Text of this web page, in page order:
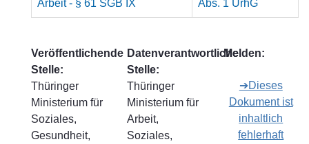
Arbeit - § 61 SGB IX
Abs. 1 UrhG
Veröffentlichende
Stelle:
Thüringer
Ministerium für
Soziales,
Gesundheit,
Datenverantwortliche
Stelle:
Thüringer
Ministerium für
Arbeit,
Soziales,
Melden:
➔Dieses
Dokument ist
inhaltlich
fehlerhaft